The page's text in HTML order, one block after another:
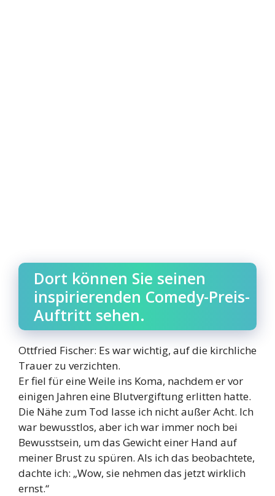
Dort können Sie seinen
inspirierenden Comedy-Preis-
Auftritt sehen.
Ottfried Fischer: Es war wichtig, auf die kirchliche
Trauer zu verzichten.
Er fiel für eine Weile ins Koma, nachdem er vor
einigen Jahren eine Blutvergiftung erlitten hatte.
Die Nähe zum Tod lasse ich nicht außer Acht. Ich
war bewusstlos, aber ich war immer noch bei
Bewusstsein, um das Gewicht einer Hand auf
meiner Brust zu spüren. Als ich das beobachtete,
dachte ich: „Wow, sie nehmen das jetzt wirklich
ernst.“